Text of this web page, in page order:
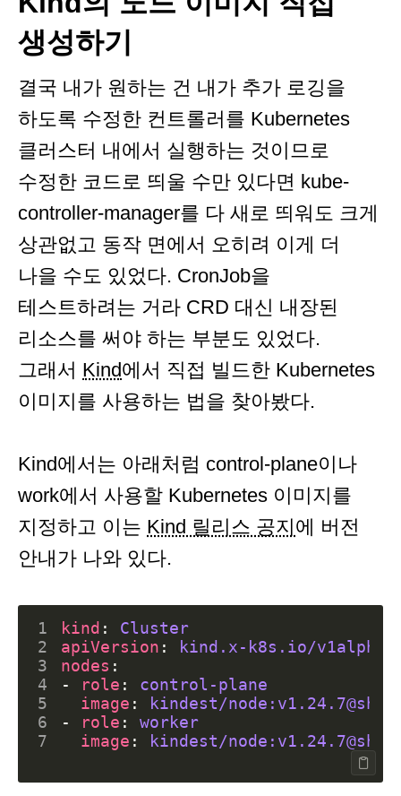
생성하기
결국 내가 원하는 건 내가 추가 로깅을
하도록 수정한 컨트롤러를 Kubernetes
클러스터 내에서 실행하는 것이므로
수정한 코드로 띄울 수만 있다면 kube-
controller-manager를 다 새로 띄워도 크게
상관없고 동작 면에서 오히려 이게 더
나을 수도 있었다. CronJob을
테스트하려는 거라 CRD 대신 내장된
리소스를 써야 하는 부분도 있었다.
그래서 Kind에서 직접 빌드한 Kubernetes
이미지를 사용하는 법을 찾아봤다.
Kind에서는 아래처럼 control-plane이나
work에서 사용할 Kubernetes 이미지를
지정하고 이는 Kind 릴리스 공지에 버전
안내가 나와 있다.
1 kind :
Cluster
2
apiVersion :
kind.x-k8s.io/v1alpha4
3
nodes :
4
- role :
control-plane
5
image :
kindest/
6
- role :
worker
7
image : kindest/